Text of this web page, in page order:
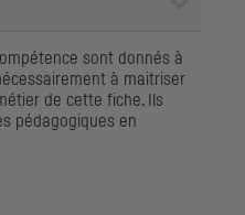
sont donnés à
à maitriser
de cette fiche. Ils
pédagogiques en